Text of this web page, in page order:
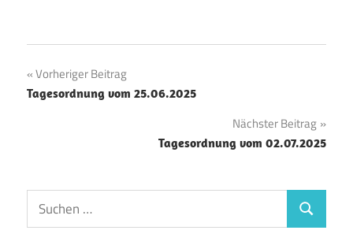
Beitragsnavigation
Vorheriger Beitrag
Tagesordnung vom 25.06.2025
Nächster Beitrag
Tagesordnung vom 02.07.2025
Suchen
nach:
Suchen